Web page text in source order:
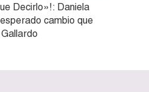
Decirlo»!: Daniela
cambio que